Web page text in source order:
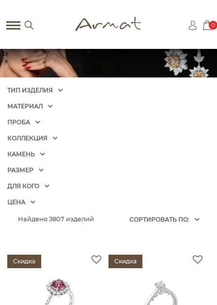
0
ТИП ИЗДЕЛИЯ
МАТЕРИАЛ
ПРОБА
КОЛЛЕКЦИЯ
КАМЕНЬ
РАЗМЕР
ДЛЯ КОГО
ЦЕНА
Найдено 3807 изделий CОРТИРОВАТЬ ПО:
Скидка Скидка